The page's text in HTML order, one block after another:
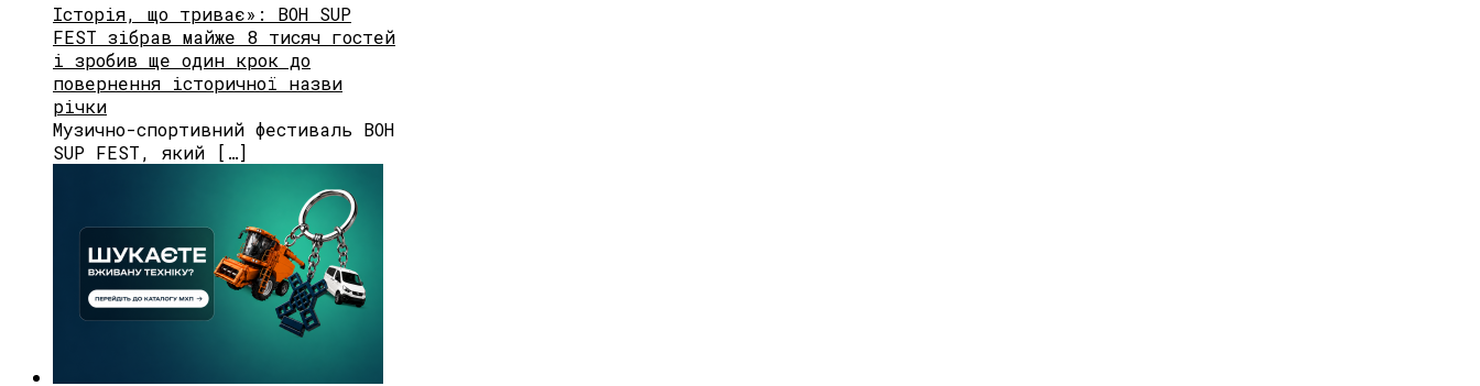
Історія, що триває»: BOH SUP
FEST зібрав майже 8 тисяч гостей
і зробив ще один крок до
повернення історичної назви
річки
Музично-спортивний фестиваль BOH
SUP FEST, який […]